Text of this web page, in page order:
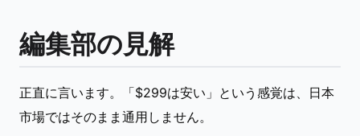
編集部の見解
正直に言います。「$299は安い」という感覚は、日本
市場ではそのまま通用しません。